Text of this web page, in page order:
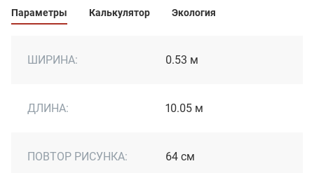
Параметры Калькулятор Экология
ШИРИНА: 0.53 м
ДЛИНА: 10.05 м
ПОВТОР РИСУНКА: 64 см